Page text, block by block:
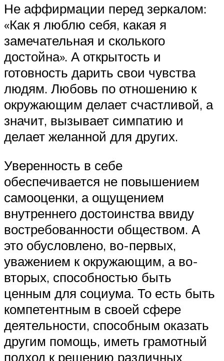
Не аффирмации перед зеркалом:
«Как я люблю себя, какая я
замечательная и сколького
достойна». А открытость и
готовность дарить свои чувства
людям. Любовь по отношению к
окружающим делает счастливой, а
значит, вызывает симпатию и
делает желанной для других.
Уверенность в себе
обеспечивается не повышением
самооценки, а ощущением
внутреннего достоинства ввиду
востребованности обществом. А
это обусловлено, во-первых,
уважением к окружающим, а во-
вторых, способностью быть
ценным для социума. То есть быть
компетентным в своей сфере
деятельности, способным оказать
другим помощь, иметь грамотный
подход к решению различных